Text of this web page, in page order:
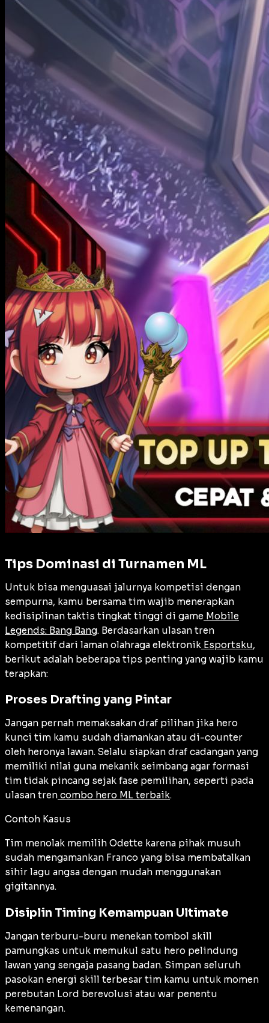
Tips Dominasi di Turnamen ML
Untuk bisa menguasai jalurnya kompetisi dengan
sempurna, kamu bersama tim wajib menerapkan
kedisiplinan taktis tingkat tinggi di game Mobile
Legends: Bang Bang. Berdasarkan ulasan tren
kompetitif dari laman olahraga elektronik Esportsku,
berikut adalah beberapa tips penting yang wajib kamu
terapkan:
Proses Drafting yang Pintar
Jangan pernah memaksakan draf pilihan jika hero
kunci tim kamu sudah diamankan atau di-counter
oleh heronya lawan. Selalu siapkan draf cadangan yang
memiliki nilai guna mekanik seimbang agar formasi
tim tidak pincang sejak fase pemilihan, seperti pada
ulasan tren combo hero ML terbaik.
Contoh Kasus
Tim menolak memilih Odette karena pihak musuh
sudah mengamankan Franco yang bisa membatalkan
sihir lagu angsa dengan mudah menggunakan
gigitannya.
Disiplin Timing Kemampuan Ultimate
Jangan terburu-buru menekan tombol skill
pamungkas untuk memukul satu hero pelindung
lawan yang sengaja pasang badan. Simpan seluruh
pasokan energi skill terbesar tim kamu untuk momen
perebutan Lord berevolusi atau war penentu
kemenangan.